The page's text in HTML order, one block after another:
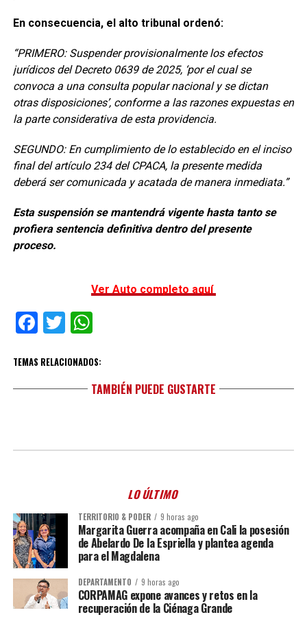
En consecuencia, el alto tribunal ordenó:
“PRIMERO: Suspender provisionalmente los efectos
jurídicos del Decreto 0639 de 2025, ‘por el cual se
convoca a una consulta popular nacional y se dictan
otras disposiciones’, conforme a las razones expuestas en
la parte considerativa de esta providencia.
SEGUNDO: En cumplimiento de lo establecido en el inciso
final del artículo 234 del CPACA, la presente medida
deberá ser comunicada y acatada de manera inmediata.”
Esta suspensión se mantendrá vigente hasta tanto se
profiera sentencia definitiva dentro del presente
proceso.
Ver Auto completo aquí
Facebook
TwitterWhatsApp
TEMAS RELACIONADOS:
TAMBIÉN PUEDE GUSTARTE
LO ÚLTIMO
TERRITORIO & PODER 9 horas ago
Margarita Guerra acompaña en Cali la posesión
de Abelardo De la Espriella y plantea agenda
para el Magdalena
DEPARTAMENTO 9 horas ago
CORPAMAG expone avances y retos en la
recuperación de la Ciénaga Grande